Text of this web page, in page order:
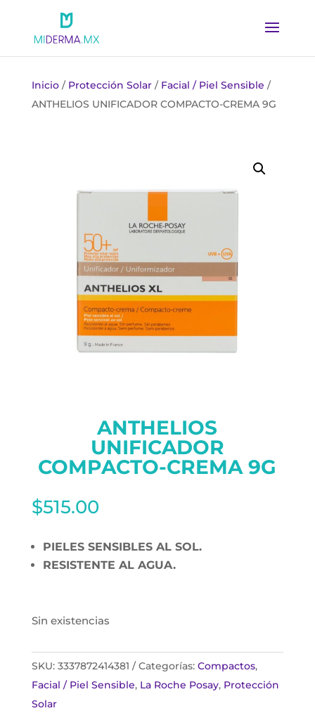
Inicio/ Protección Solar/ Facial / Piel Sensible /
ANTHELIOS UNIFICADOR COMPACTO-CREMA 9G
ANTHELIOS
UNIFICADOR
COMPACTO-CREMA 9G
$515.00
PIELES SENSIBLES AL SOL.
RESISTENTE AL AGUA.
Sin existencias
SKU: 3337872414381 Categorías: Compactos,
Facial / Piel Sensible, La Roche Posay, Protección
Solar